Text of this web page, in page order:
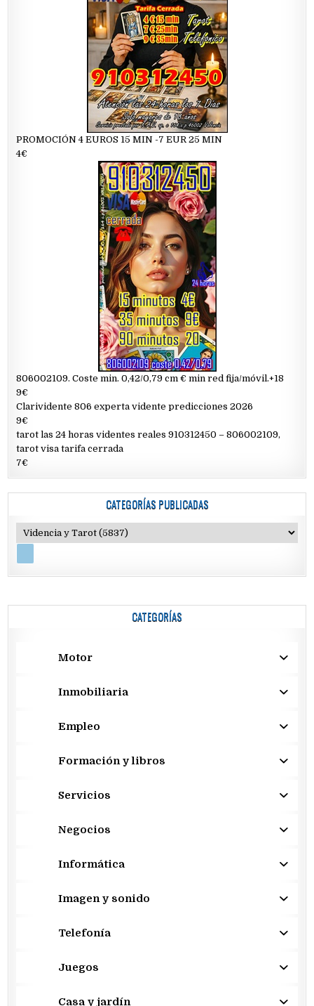
PROMOCIÓN 4 EUROS 15 MIN -7 EUR 25 MIN
4€
806002109. Coste min. 0,42/0,79 cm € min red fija/móvil.+18
9€
Clarividente 806 experta vidente predicciones 2026
9€
tarot las 24 horas videntes reales 910312450 – 806002109,
tarot visa tarifa cerrada
7€
CATEGORÍAS PUBLICADAS
CATEGORÍAS
Motor
Inmobiliaria
Empleo
Formación y libros
Servicios
Negocios
Informática
Imagen y sonido
Telefonía
Juegos
Casa y jardín